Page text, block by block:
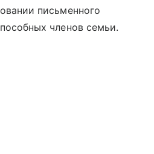
письменного
членов семьи.